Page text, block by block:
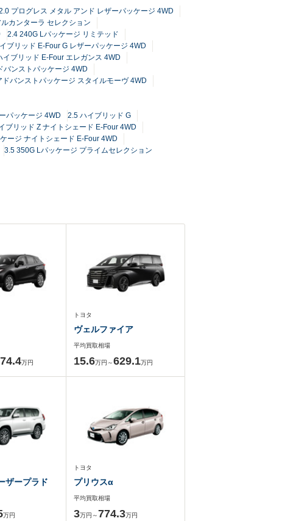
プログレス メタル アンド レザーパッケージ 4WD
カンターラ セレクション
2.4 240G Lパッケージ リミテッド
ブリッド E-Four G レザーパッケージ 4WD
イブリッド E-Four エレガンス 4WD
バンストパッケージ 4WD
バンストパッケージ スタイルモーヴ 4WD
パッケージ 4WD
2.5 ハイブリッド G
ブリッド Z ナイトシェード E-Four 4WD
ージ ナイトシェード E-Four 4WD
3.5 350G Lパッケージ プライムセレクション
万円
トヨタ
ヴェルファイア
平均買取相場
15.6万円～629.1万円
ザープラド
万円
トヨタ
プリウスα
平均買取相場
3万円～774.3万円